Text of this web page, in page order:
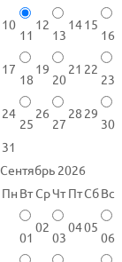
10
11
12
13
1415
16
17
18
19
20
21 22
23
24
25
26
27
28 29
30
31
Сентябрь 2026
Пн ВтСрЧт ПтСбВс
01
02
03
0405
06